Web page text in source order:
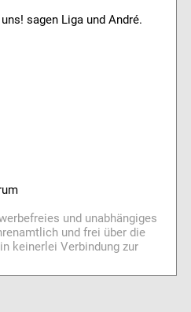
sagen Liga und André.
und unabhängiges
und frei über die
keinerlei Verbindung zur